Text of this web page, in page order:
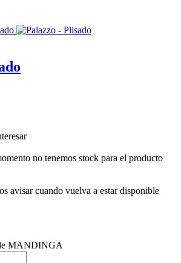
no tenemos stock para el producto
avisar cuando vuelva a estar disponible
MANDINGA